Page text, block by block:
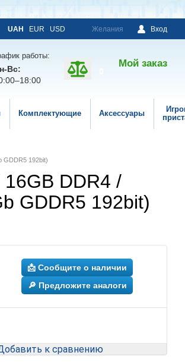
UAH EUR USD Желания Вход
работы:
Вс:
Мой заказ
Комплектующие Аксессуары
GDDR5 192bit)
DDR4 /
GDDR5 192bit)
📩 Сообщите о наличии
🔎 Предложите аналоги
к сравнению